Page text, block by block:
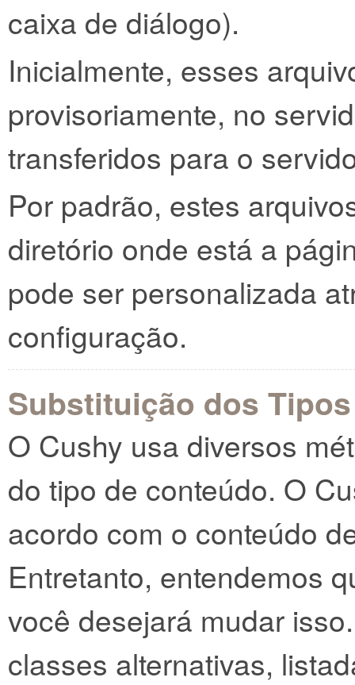
caixa de diálogo).
Inicialmente, esses
provisoriamente, no
transferidos para o
Por padrão, estes
diretório onde está a
pode ser personalizada
configuração.
Substituição dos
O Cushy usa diversos
do tipo de conteúdo. O
acordo com o conteúdo
Entretanto, entendemos
você desejará mudar
classes alternativas,